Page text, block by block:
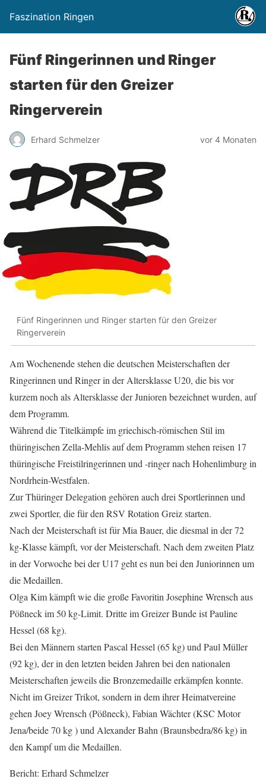
Faszination Ringen
Fünf Ringerinnen und Ringer
starten für den Greizer
Ringerverein
Erhard Schmelzer vor 4 Monaten
Fünf Ringerinnen und Ringer starten für den Greizer
Ringerverein
Am Wochenende stehen die deutschen Meisterschaften der
Ringerinnen und Ringer in der Altersklasse U20, die bis vor
kurzem noch als Altersklasse der Junioren bezeichnet wurden, auf
dem Programm.
Während die Titelkämpfe im griechisch-römischen Stil im
thüringischen Zella-Mehlis auf dem Programm stehen reisen 17
thüringische Freistilringerinnen und -ringer nach Hohenlimburg in
Nordrhein-Westfalen.
Zur Thüringer Delegation gehören auch drei Sportlerinnen und
zwei Sportler, die für den RSV Rotation Greiz starten.
Nach der Meisterschaft ist für Mia Bauer, die diesmal in der 72
kg-Klasse kämpft, vor der Meisterschaft. Nach dem zweiten Platz
in der Vorwoche bei der U17 geht es nun bei den Juniorinnen um
die Medaillen.
Olga Kim kämpft wie die große Favoritin Josephine Wrensch aus
Pößneck im 50 kg-Limit. Dritte im Greizer Bunde ist Pauline
Hessel (68 kg).
Bei den Männern starten Pascal Hessel (65 kg) und Paul Müller
(92 kg), der in den letzten beiden Jahren bei den nationalen
Meisterschaften jeweils die Bronzemedaille erkämpfen konnte.
Nicht im Greizer Trikot, sondern in dem ihrer Heimatvereine
gehen Joey Wrensch (Pößneck), Fabian Wächter (KSC Motor
Jena/beide 70 kg ) und Alexander Bahn (Braunsbedra/86 kg) in
den Kampf um die Medaillen.
Bericht: Erhard Schmelzer